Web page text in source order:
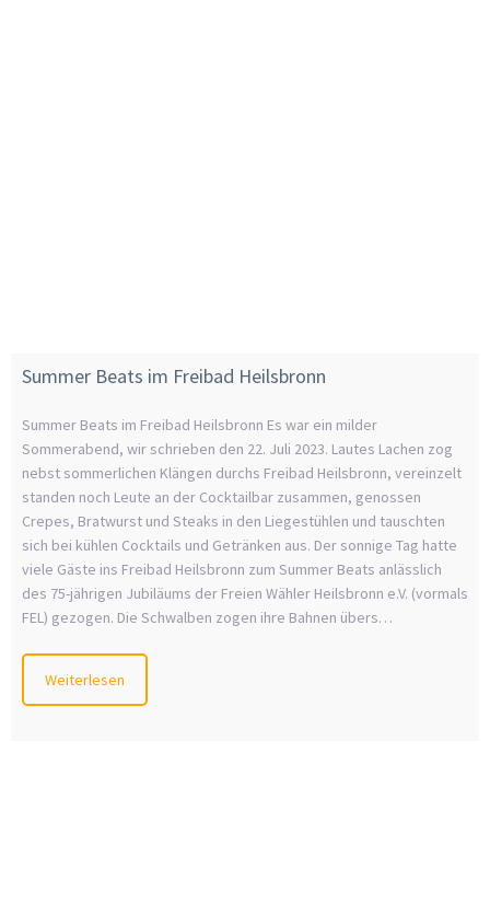
Summer Beats im Freibad Heilsbronn
Summer Beats im Freibad Heilsbronn Es war ein milder
Sommerabend, wir schrieben den 22. Juli 2023. Lautes Lachen zog
nebst sommerlichen Klängen durchs Freibad Heilsbronn, vereinzelt
standen noch Leute an der Cocktailbar zusammen, genossen
Crepes, Bratwurst und Steaks in den Liegestühlen und tauschten
sich bei kühlen Cocktails und Getränken aus. Der sonnige Tag hatte
viele Gäste ins Freibad Heilsbronn zum Summer Beats anlässlich
des 75-jährigen Jubiläums der Freien Wähler Heilsbronn e.V. (vormals
FEL) gezogen. Die Schwalben zogen ihre Bahnen übers…
Weiterlesen